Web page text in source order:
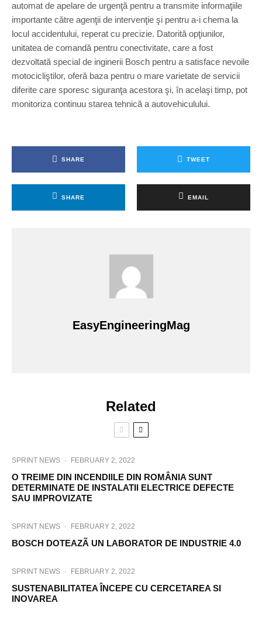
automat de apelare de urgenţă pentru a transmite informaţiile
importante către agenţii de intervenţie şi pentru a-i chema la
locul accidentului, reperat cu precizie. Datorită opţiunilor,
unitatea de comandă pentru conectivitate, care a fost
dezvoltată special de inginerii Bosch pentru a satisface nevoile
motocicliştilor, oferă baza pentru o mare varietate de servicii
diferite care sporesc siguranţa acestora şi, în acelaşi timp, pot
monitoriza continuu starea tehnică a autovehiculului.
SHARE TWEET
SHARE EMAIL
EasyEngineeringMag
Related
SPRINT NEWS · FEBRUARY 2, 2022
O TREIME DIN INCENDIILE DIN ROMÂNIA SUNT
DETERMINATE DE INSTALATII ELECTRICE DEFECTE
SAU IMPROVIZATE
SPRINT NEWS · FEBRUARY 2, 2022
BOSCH DOTEAZÃ UN LABORATOR DE INDUSTRIE 4.0
SPRINT NEWS · FEBRUARY 2, 2022
SUSTENABILITATEA ÎNCEPE CU CERCETAREA SI
INOVAREA